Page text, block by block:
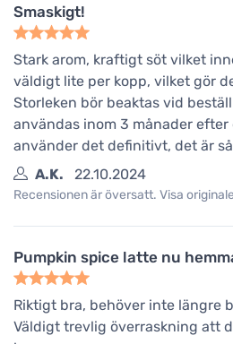
Smaskigt!
Stark arom, kraftigt söt vilket
väldigt lite per kopp, vilket gör
Storleken bör beaktas vid
användas inom 3 månader efter
använder det definitivt, det är
A.K.
22.10.2024
Recensionen är översatt. Visa
Pumpkin spice latte nu
Riktigt bra, behöver inte längre
Väldigt trevlig överraskning att